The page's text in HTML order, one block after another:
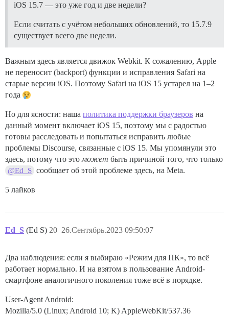
iOS 15.7 — это уже год и две недели?
Если считать с учётом небольших обновлений, то 15.7.9
существует всего две недели.
Важным здесь является движок Webkit. К сожалению, Apple
не переносит (backport) функции и исправления Safari на
старые версии iOS. Поэтому Safari на iOS 15 устарел на 1–2
года
Но для ясности: наша политика поддержки браузеров на
данный момент включает iOS 15, поэтому мы с радостью
готовы расследовать и попытаться исправить любые
проблемы Discourse, связанные с iOS 15. Мы упомянули это
здесь, потому что это может быть причиной того, что только
@Ed_S сообщает об этой проблеме здесь, на Meta.
5 лайков
Ed_S (Ed S) 26.Сентябрь.2023 09:50:07
20
Два наблюдения: если я выбираю «Режим для ПК», то всё
работает нормально. И на взятом в пользование Android-
смартфоне аналогичного поколения тоже всё в порядке.
User-Agent Android:
Mozilla/5.0 (Linux; Android 10; K) AppleWebKit/537.36